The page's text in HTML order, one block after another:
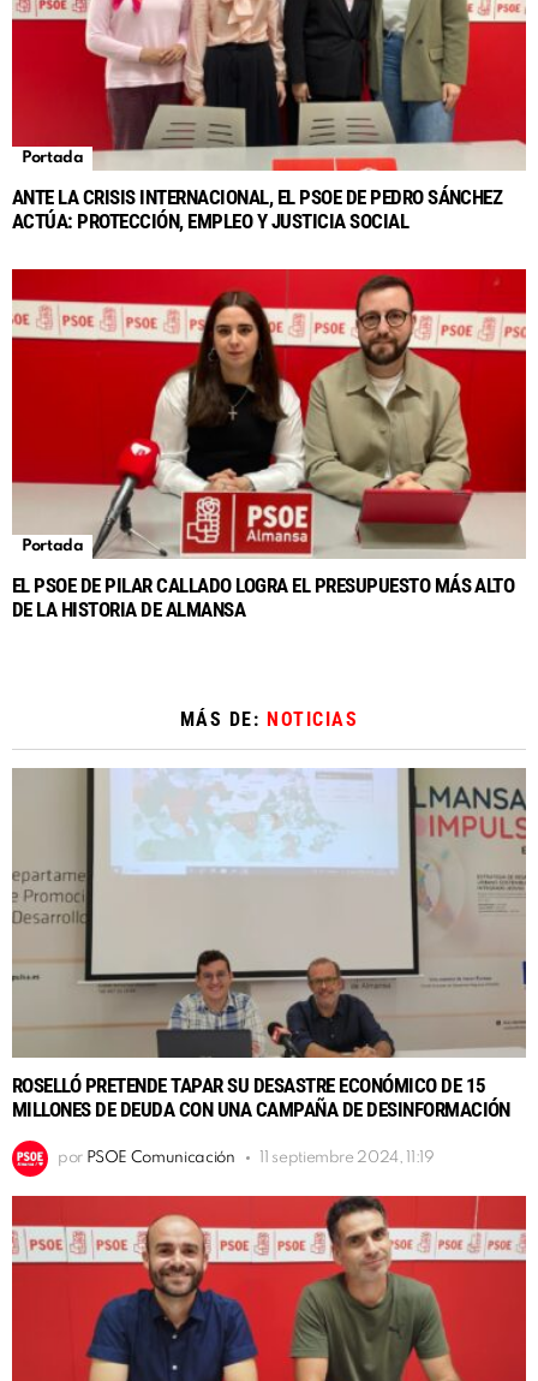
Portada
ANTE LA CRISIS INTERNACIONAL, EL PSOE DE PEDRO SÁNCHEZ
ACTÚA: PROTECCIÓN, EMPLEO Y JUSTICIA SOCIAL
Portada
EL PSOE DE PILAR CALLADO LOGRA EL PRESUPUESTO MÁS ALTO
DE LA HISTORIA DE ALMANSA
MÁS DE: NOTICIAS
ROSELLÓ PRETENDE TAPAR SU DESASTRE ECONÓMICO DE 15
MILLONES DE DEUDA CON UNA CAMPAÑA DE DESINFORMACIÓN
por PSOE Comunicación 11 septiembre 2024, 11:19